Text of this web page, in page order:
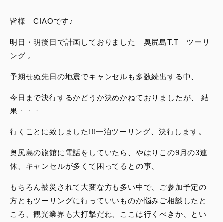
スタッフ
アパレル
お支払いシミュレーション
皆様 CIAOです♪
明日・明後日で計画しておりました 奥尻島T.T ツーリ
ング 。
予期せぬ先日の地震でキャンセルも多数続出する中、
今日まで決行するかどうか決めかねておりましたが、 結
果・・・
行くことに致しました!!!一泊ツーリング、決行します。
奥尻島の旅館に電話をしていたら、やはりこの9月の3連
休、キャンセルが多くて困ってるとの事、
もちろん被災されて大変な方も多い中で、ご参加予定の
方ともツーリングに行っていいものか悩みご相談したと
ころ、観光業界も大打撃だね、ここは行くべきか、とい